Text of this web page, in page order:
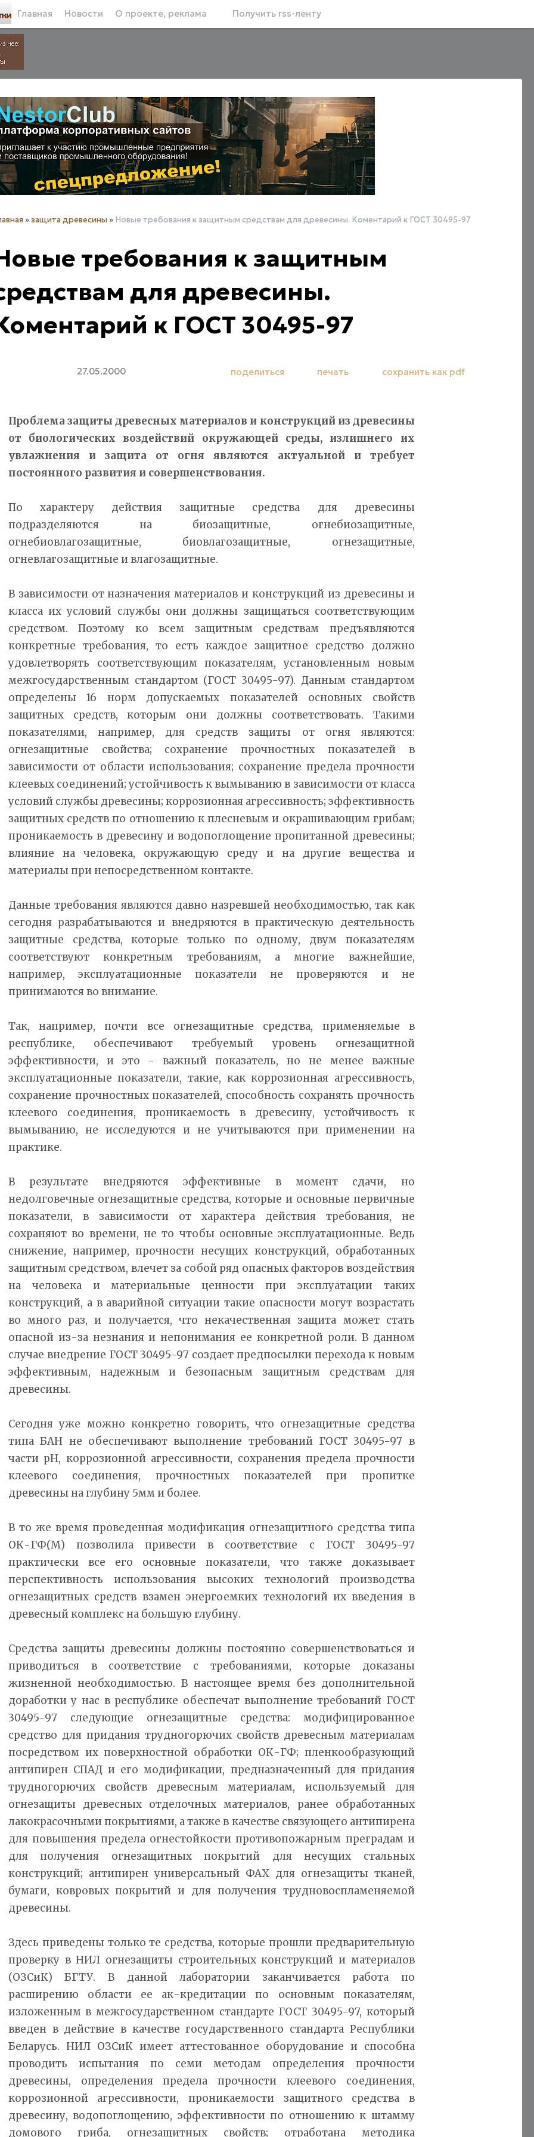
Главная Новости О проекте, реклама Получить rss-ленту
»защита древесины » Новые требования к защитным средствам для древесины. Коментарий к ГОСТ 30495-97
требования к защитным
для древесины.
к ГОСТ 30495-97
27.05.2000 поделиться печать сохранить как pdf
Проблема защиты древесных материалов и конструкций из древесины
от биологических воздействий окружающей среды, излишнего их
увлажнения и защита от огня являются актуальной и требует
постоянного развития и совершенствования.
По характеру действия защитные средства для древесины
подразделяются на биозащитные, огнебиозащитные,
огнебиовлагозащитные, биовлагозащитные, огнезащитные,
огневлагозащитные и влагозащитные.
В зависимости от назначения материалов и конструкций из древесины и
класса их условий службы они должны защищаться соответствующим
средством. Поэтому ко всем защитным средствам предъявляются
конкретные требования, то есть каждое защитное средство должно
удовлетворять соответствующим показателям, установленным новым
межгосударственным стандартом (ГОСТ 30495-97). Данным стандартом
определены 16 норм допускаемых показателей основных свойств
защитных средств, которым они должны соответствовать. Такими
показателями, например, для средств защиты от огня являются:
огнезащитные свойства; сохранение прочностных показателей в
зависимости от области использования; сохранение предела прочности
клеевых соединений; устойчивость к вымыванию в зависимости от класса
условий службы древесины; коррозионная агрессивность; эффективность
защитных средств по отношению к плесневым и окрашивающим грибам;
проникаемость в древесину и водопоглощение пропитанной древесины;
влияние на человека, окружающую среду и на другие вещества и
материалы при непосредственном контакте.
Данные требования являются давно назревшей необходимостью, так как
сегодня разрабатываются и внедряются в практическую деятельность
защитные средства, которые только по одному, двум показателям
соответствуют конкретным требованиям, а многие важнейшие,
например, эксплуатационные показатели не проверяются и не
принимаются во внимание.
Так, например, почти все огнезащитные средства, применяемые в
республике, обеспечивают требуемый уровень огнезащитной
эффективности, и это - важный показатель, но не менее важные
эксплуатационные показатели, такие, как коррозионная агрессивность,
сохранение прочностных показателей, способность сохранять прочность
клеевого соединения, проникаемость в древесину, устойчивость к
вымыванию, не исследуются и не учитываются при применении на
практике.
В результате внедряются эффективные в момент сдачи, но
недолговечные огнезащитные средства, которые и основные первичные
показатели, в зависимости от характера действия требования, не
сохраняют во времени, не то чтобы основные эксплуатационные. Ведь
снижение, например, прочности несущих конструкций, обработанных
защитным средством, влечет за собой ряд опасных факторов воздействия
на человека и материальные ценности при эксплуатации таких
конструкций, а в аварийной ситуации такие опасности могут возрастать
во много раз, и получается, что некачественная защита может стать
опасной из-за незнания и непонимания ее конкретной роли. В данном
случае внедрение ГОСТ 30495-97 создает предпосылки перехода к новым
эффективным, надежным и безопасным защитным средствам для
древесины.
Сегодня уже можно конкретно говорить, что огнезащитные средства
типа БАН не обеспечивают выполнение требований ГОСТ 30495-97 в
части рН, коррозионной агрессивности, сохранения предела прочности
клеевого соединения, прочностных показателей при пропитке
древесины на глубину 5мм и более.
В то же время проведенная модификация огнезащитного средства типа
ОК-ГФ(М) позволила привести в соответствие с ГОСТ 30495-97
практически все его основные показатели, что также доказывает
перспективность использования высоких технологий производства
огнезащитных средств взамен энергоемких технологий их введения в
древесный комплекс на большую глубину.
Средства защиты древесины должны постоянно совершенствоваться и
приводиться в соответствие с требованиями, которые доказаны
жизненной необходимостью. В настоящее время без дополнительной
доработки у нас в республике обеспечат выполнение требований ГОСТ
30495-97 следующие огнезащитные средства: модифицированное
средство для придания трудногорючих свойств древесным материалам
посредством их поверхностной обработки ОК-ГФ; пленкообразующий
антипирен СПАД и его модификации, предназначенный для придания
трудногорючих свойств древесным материалам, используемый для
огнезащиты древесных отделочных материалов, ранее обработанных
лакокрасочными покрытиями, а также в качестве связующего антипирена
для повышения предела огнестойкости противопожарным преградам и
для получения огнезащитных покрытий для несущих стальных
конструкций; антипирен универсальный ФАХ для огнезащиты тканей,
бумаги, ковровых покрытий и для получения трудновоспламеняемой
древесины.
Здесь приведены только те средства, которые прошли предварительную
проверку в НИЛ огнезащиты строительных конструкций и материалов
(ОЗСиК) БГТУ. В данной лаборатории заканчивается работа по
расширению области ее ак-кредитации по основным показателям,
изложенным в межгосударственном стандарте ГОСТ 30495-97, который
введен в действие в качестве государственного стандарта Республики
Беларусь. НИЛ ОЗСиК имеет аттестованное оборудование и способна
проводить испытания по семи методам определения прочности
древесины, определения предела прочности клеевого соединения,
коррозионной агрессивности, проникаемости защитного средства в
древесину, водопоглощению, эффективности по отношению к штамму
домового гриба, огнезащитных свойств; отработана методика